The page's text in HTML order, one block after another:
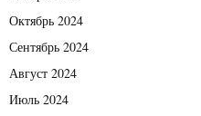
Октябрь 2024
Сентябрь 2024
Август 2024
Июль 2024